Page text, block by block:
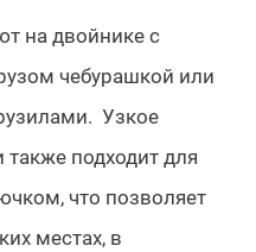
на двойнике с
чебурашкой или
Узкое
также подходит для
что позволяет
местах, в